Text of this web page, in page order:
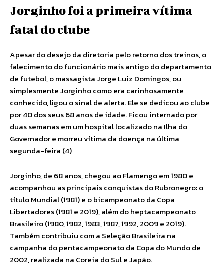
Jorginho foi a primeira vítima
fatal do clube
Apesar do desejo da diretoria pelo retorno dos treinos, o
falecimento do funcionário mais antigo do departamento
de futebol, o massagista Jorge Luiz Domingos, ou
simplesmente Jorginho como era carinhosamente
conhecido, ligou o sinal de alerta. Ele se dedicou ao clube
por 40 dos seus 68 anos de idade. Ficou internado por
duas semanas em um hospital localizado na Ilha do
Governador e morreu vítima da doença na última
segunda-feira (4)
Jorginho, de 68 anos, chegou ao Flamengo em 1980 e
acompanhou as principais conquistas do Rubronegro: o
título Mundial (1981) e o bicampeonato da Copa
Libertadores (1981 e 2019), além do heptacampeonato
Brasileiro (1980, 1982, 1983, 1987, 1992, 2009 e 2019).
Também contribuiu com a Seleção Brasileira na
campanha do pentacampeonato da Copa do Mundo de
2002, realizada na Coreia do Sul e Japão.